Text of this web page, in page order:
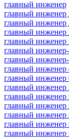
главный инженер
главный инженер
главный инженер
главный
главный инженер
главный
главный
главный инженер
главный
главный
главный инженер
главный инженер
главный инженер
главный инженер
главный инженер